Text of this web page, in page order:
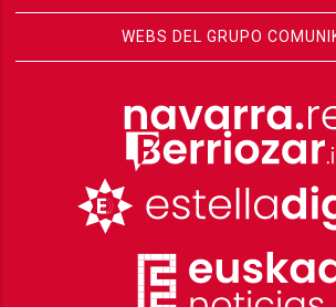
WEBS DEL GRUPO